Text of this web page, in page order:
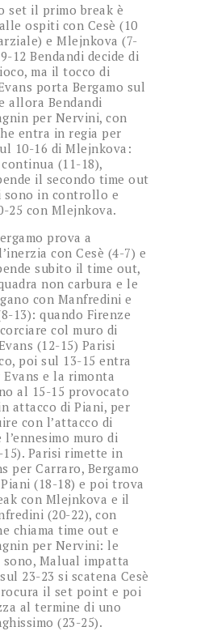
set il primo break è
ospiti con Cesè (10
e Mlejnkova (7-
12 Bendandi decide di
ma il tocco di
porta Bergamo sul
allora Bendandi
per Nervini, con
entra in regia per
10-16 di Mlejnkova:
(11-18),
il secondo time out
sono in controllo e
25 con Mlejnkova.
prova a
con Cesè (4-7) e
subito il time out,
non carbura e le
con Manfredini e
13): quando Firenze
col muro di
(12-15) Parisi
poi sul 13-15 entra
e la rimonta
al 15-15 provocato
attacco di Piani, per
con l’attacco di
l’ennesimo muro di
Parisi rimette in
per Carraro, Bergamo
(18-18) e poi trova
con Mlejnkova e il
(20-22), con
chiama time out e
per Nervini: le
Malual impatta
23-23 si scatena Cesè
il set point e poi
al termine di uno
(23-25).